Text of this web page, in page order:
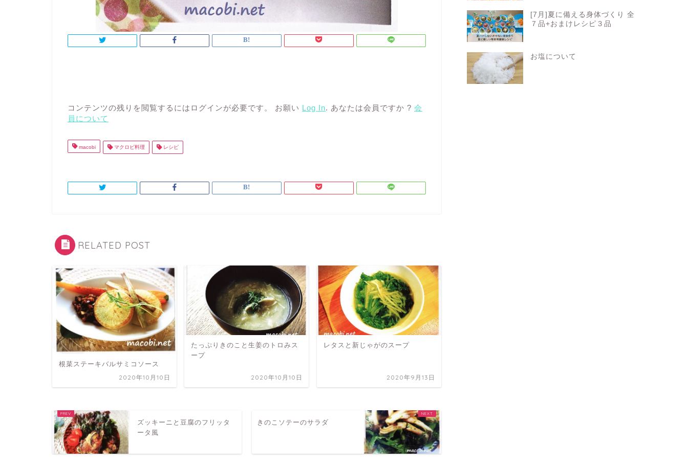
コンテンツの残りを閲覧するにはログインが必要です。 お願い Log In. あなたは会員ですか ? 会
員について
macobi マクロビ料理 レシピ
RELATED POST
根菜ステーキバルサミコソース
2020年10月10日
たっぷりきのこと生姜のトロみス
ープ
2020年10月10日
レタスと新じゃがのスープ
2020年9月13日
ズッキーニと豆腐のフリッタ
ータ風
きのこソテーのサラダ
[7月]夏に備える身体づくり 全
７品+おまけレシピ３品
お塩について